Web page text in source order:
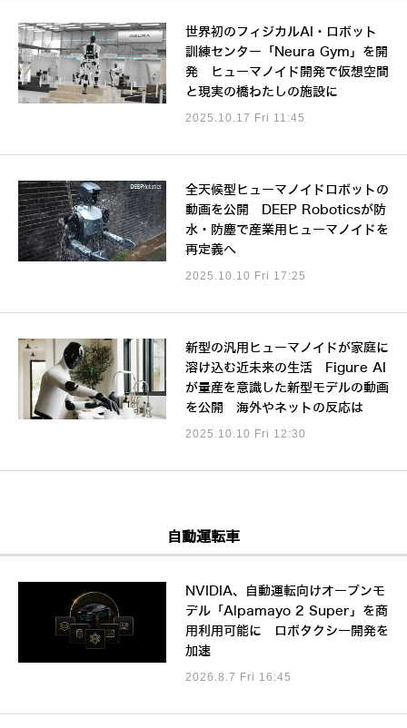
世界初のフィジカルAI・ロボット
訓練センター「Neura Gym」を開
発 ヒューマノイド開発で仮想空間
と現実の橋わたしの施設に
2025.10.17 Fri 11:45
全天候型ヒューマノイドロボットの
動画を公開 DEEP Roboticsが防
水・防塵で産業用ヒューマノイドを
再定義へ
2025.10.10 Fri 17:25
新型の汎用ヒューマノイドが家庭に
溶け込む近未来の生活 Figure AI
が量産を意識した新型モデルの動画
を公開 海外やネットの反応は
2025.10.10 Fri 12:30
自動運転車
NVIDIA、自動運転向けオープンモ
デル「Alpamayo 2 Super」を商
用利用可能に ロボタクシー開発を
加速
2026.8.7 Fri 16:45